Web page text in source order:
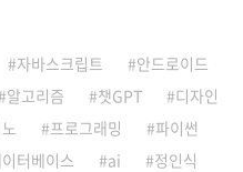
자바스크립트
안드로이드
알고리즘 챗GPT
디자인
프로그래밍
파이썬
터베이스 ai
정인식